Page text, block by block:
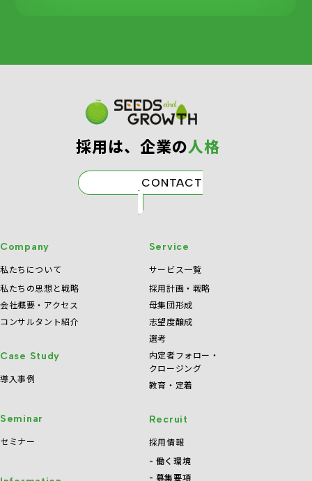
採⽤は、企業の⼈格
CONTACT
Company
私たちについて
私たちの思想と戦略
会社概要・アクセス
コンサルタント紹介
Service
サービス一覧
採用計画・戦略
母集団形成
志望度醸成
選考
内定者フォロー・
クロージング
教育・定着
Case Study
導入事例
Seminar
セミナー
Recruit
採用情報
働く環境
募集要項